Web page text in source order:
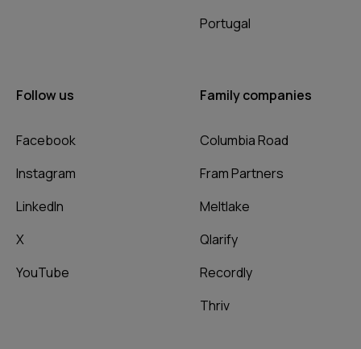
Portugal
Follow us
Facebook
Instagram
LinkedIn
X
YouTube
Family companies
Columbia Road
Fram Partners
Meltlake
Qlarify
Recordly
Thriv